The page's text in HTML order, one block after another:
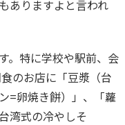
ありますよと言われ
。特に学校や駅前、会
のお店に「豆漿（台
=卵焼き餅）」、「蘿
湾式の冷やしそ